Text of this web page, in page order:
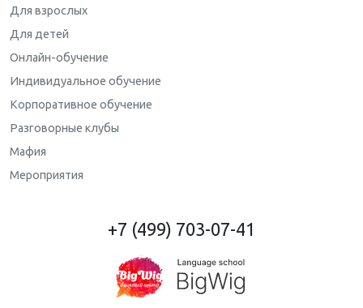
Для взрослых
Для детей
Онлайн-обучение
Индивидуальное обучение
Корпоративное обучение
Разговорные клубы
Мафия
Мероприятия
+7 (499) 703-07-41